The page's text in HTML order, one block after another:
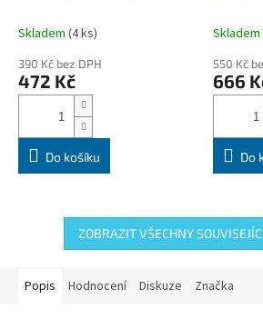
Skladem (4 ks)
390 Kč bez DPH
472 Kč
Do košíku
Skladem
550 Kč
666
Do
ZOBRAZIT VŠECHNY
Popis Hodnocení Diskuze Značka